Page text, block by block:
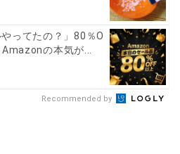
やってたの？」80％O
の本気が...
Recommended by